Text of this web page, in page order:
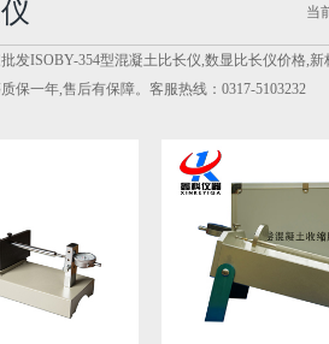
当
发ISOBY-354型混凝土比长仪,数显比长仪价格,
保一年,售后有保障。客服热线：0317-5103232